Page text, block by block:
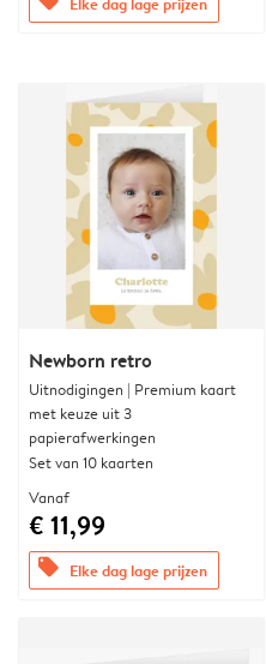
Newborn retro
Uitnodigingen | Premium kaart
met keuze uit 3
papierafwerkingen
Set van 10 kaarten
Vanaf
€ 11,99
offers Elke dag lage prijzen